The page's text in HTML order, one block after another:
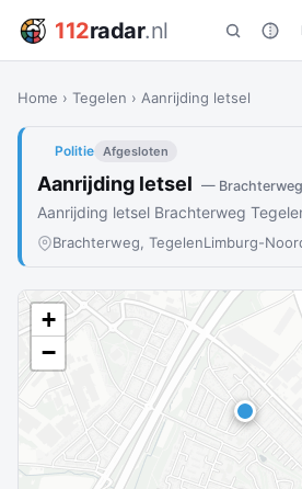
112radar.nl
Home › Tegelen › Aanrijding letsel
Politie Afgesloten
Aanrijding letsel —
Aanrijding letsel Brachterweg
Brachterweg, TegelenLimburg-
+
−